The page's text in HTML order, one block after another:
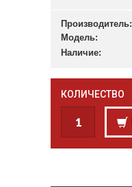
Производитель:
Модель:
Наличие:
КОЛИЧЕСТВО